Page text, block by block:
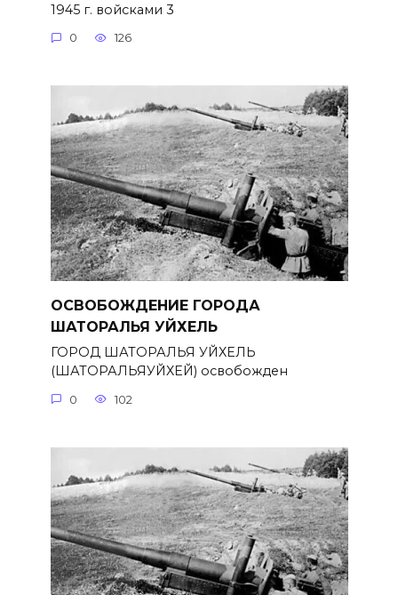
1945 г. войсками 3
0 126
ОСВОБОЖДЕНИЕ ГОРОДА
ШАТОРАЛЬЯ УЙХЕЛЬ
ГОРОД ШАТОРАЛЬЯ УЙХЕЛЬ
(ШАТОРАЛЬЯУЙХЕЙ) освобожден
0 102